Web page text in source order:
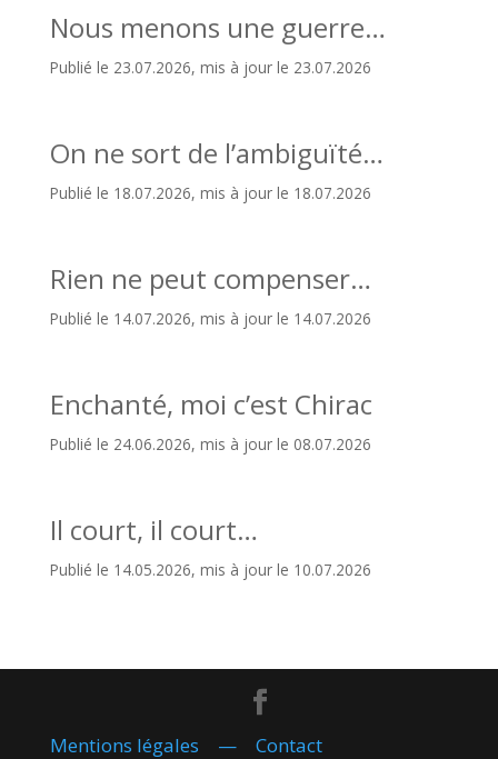
Nous menons une guerre…
Publié le 23.07.2026, mis à jour le 23.07.2026
On ne sort de l’ambiguïté…
Publié le 18.07.2026, mis à jour le 18.07.2026
Rien ne peut compenser…
Publié le 14.07.2026, mis à jour le 14.07.2026
Enchanté, moi c’est Chirac
Publié le 24.06.2026, mis à jour le 08.07.2026
Il court, il court…
Publié le 14.05.2026, mis à jour le 10.07.2026
Mentions légales — Contact